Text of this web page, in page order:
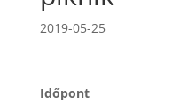
2019-05-25
Időpont